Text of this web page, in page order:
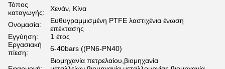
Τόπος
καταγωγής:
Χενάν, Κίνα
Ονομασία:
Ευθυγραμμισμένη PTFE λαστιχένια ένωση
επέκτασης
Εγγύηση:
1 έτος
Εργασιακή
πίεση:
6-40bars ((PN6-PN40)
Βιομηχανία πετρελαίου,βιομηχανία